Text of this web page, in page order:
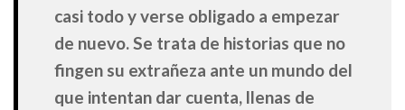
casi todo y verse obligado a empezar
de nuevo. Se trata de historias que no
fingen su extrañeza ante un mundo del
que intentan dar cuenta, llenas de